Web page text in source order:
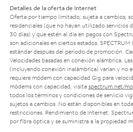
Detalles de la oferta de Internet
Oferta por tiempo limitado; sujeta a cambios;
residenciales (que no hayan utilizado servicios
30 días) y que estén al día en pagos con
son adicionales en ciertos estados. SPECTRUM
estándar después del período de promoción.
Velocidades basadas en conexión alámbrica.
(incluyendo conexión inalámbrica) varían y no
requiere módem con capacidad Gig para
módems con capacidad, visita spectrum.net/
todos los términos y condiciones de servicio
sujetos a cambios. No están disponibles en
restricciones. Rendimiento de Internet:
por fibra óptica y se suministra a la propiedad